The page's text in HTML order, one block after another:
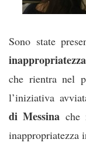
Sono state
che rientra nel
l’iniziativa
di Messina che
inappropriatezza